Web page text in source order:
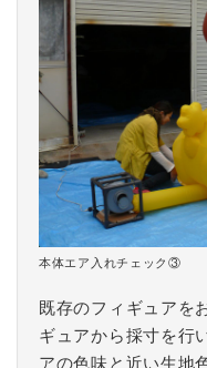
本体エア入れチェック③
既存のフィギュアを
ギュアから採寸を行
アの色味と近い生地